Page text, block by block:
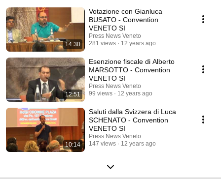
Referendum di indipendenza del Veneto del 16-21 marzo 2014. Per
volontà di Gianluca Busato, Veneto Sì opererà in modo distaccato da
Plebiscito.eu, ponendosi al suo fianco e a supporto dell’azione che la
principale organizzazione indipendentista veneta sta svolgendo per la
strutturazione della Repubblica Veneta. Veneto Sì si muoverà invece a
tutto campo nell’agone politico, per impedire che i risultati ottenuti da
Plebiscito.eu vengano traditi da partiti politici che si muovono nell’ambito
della politica italiana. Veneto Sì assicurerà pertanto con la propria azione
una transizione pacifica verso la costituzione fattiva della Repubblica
Veneta. Alcuni numeri che spiegano la necessità di indipendenza della
Repubblica Veneta. Il Veneto ogni anno produce mediamente un reddito
totale di circa €150 miliardi e paga ogni anno ben €70 miliardi in tasse
Province, dai Comuni; €35 miliardi tornano come servizi forniti dallo stato
italiano, ma vi sono compresi anche €9 miliardi di interessi sul debito
pubblico. Ogni anno noi Veneti siamo costretti a pagare allo stato italiano
€20 miliardi in più di quanto riceviamo in cambio.Vale a dire €4.000 a
testa (poiché i Veneti sono 5 milioni). Quindi €16.000 all’anno per una
famiglia di quattro persone. Solo negli ultimi 15 anni lo stato italiano ci ha
Veneta avrà un avanzo di bilancio, anziché un deficit, che permetterà di
abbassare da subito le tasse ed aumentare la qualità dei servizi
14:30
Votazione con Gianluca
BUSATO - Convention
VENETO SI
Press News Veneto
281 views
12 years ago
12:51
Esenzione fiscale di Alberto
MARSOTTO - Convention
VENETO SI
Press News Veneto
99 views
12 years ago
10:14
Saluti dalla Svizzera di Luca
SCHENATO - Convention
VENETO SI
Press News Veneto
147 views
12 years ago